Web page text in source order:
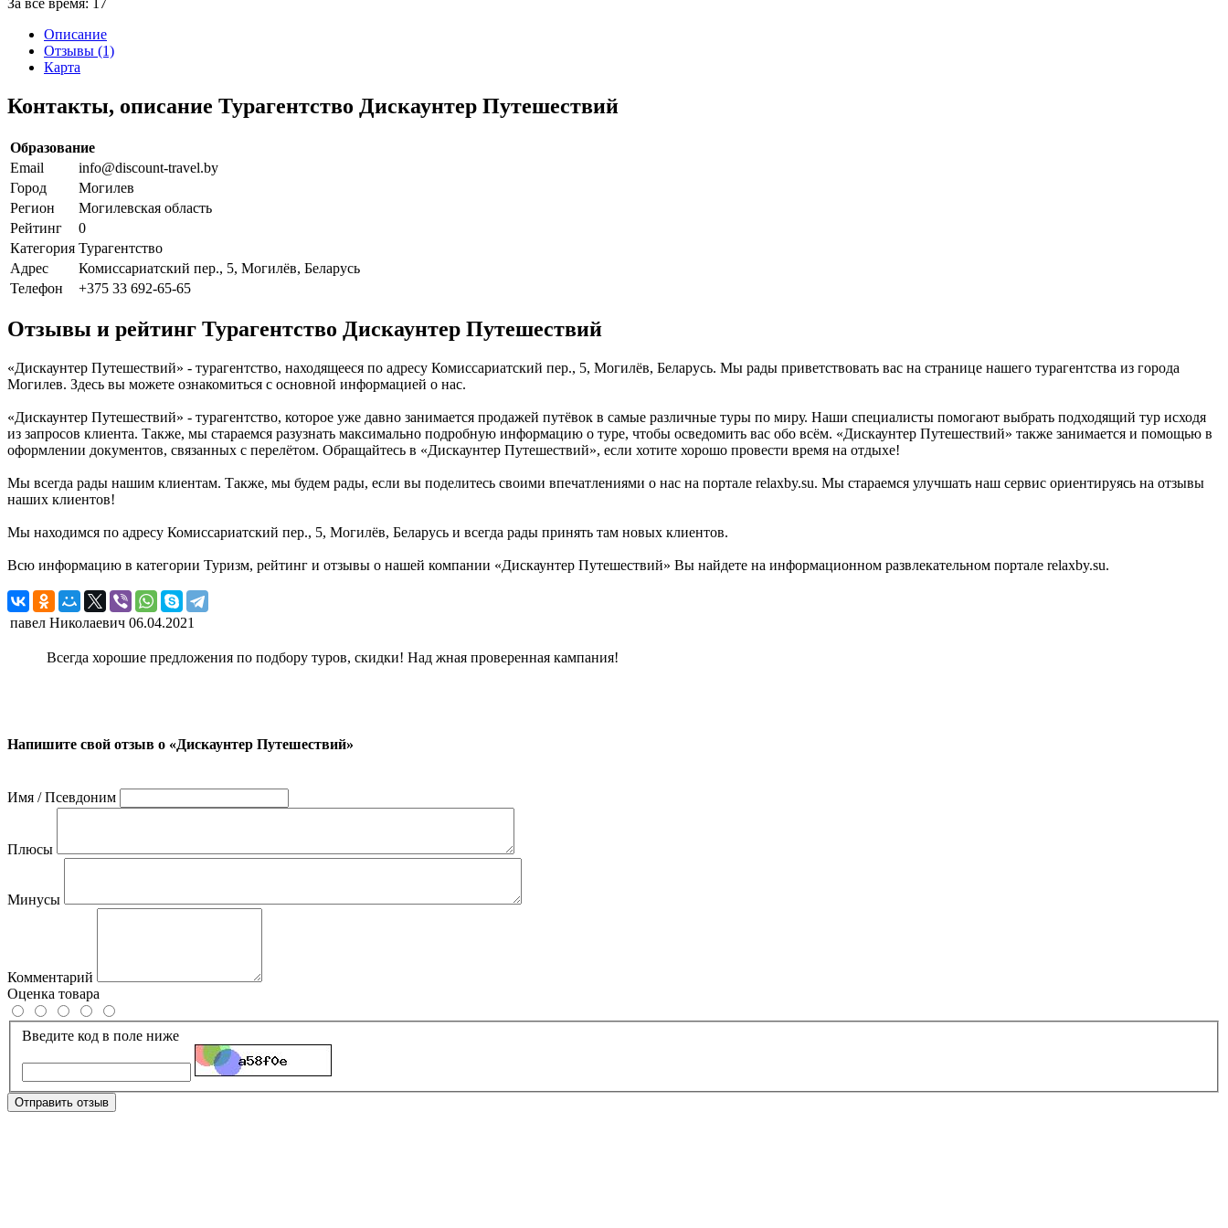
Описание
Отзывы (1)
Карта
Контакты, описание Турагентство Дискаунтер Путешествий
Образование
Email
info@discount-travel.by
Город
Могилев
Регион
Могилевская область
Рейтинг
0
Категория Турагентство
Адрес
Комиссариатский пер., 5, Могилёв, Беларусь
Телефон
+375 33 692-65-65
Отзывы и рейтинг Турагентство Дискаунтер Путешествий
«Дискаунтер Путешествий» - турагентство, находящееся по адресу Комиссариатский пер., 5, Могилёв, Беларусь. Мы рады приветствовать вас на странице нашего турагентства из города
Могилев. Здесь вы можете ознакомиться с основной информацией о нас.
«Дискаунтер Путешествий» - турагентство, которое уже давно занимается продажей путёвок в самые различные туры по миру. Наши специалисты помогают выбрать подходящий тур исходя
из запросов клиента. Также, мы стараемся разузнать максимально подробную информацию о туре, чтобы осведомить вас обо всём. «Дискаунтер Путешествий» также занимается и помощью в
оформлении документов, связанных с перелётом. Обращайтесь в «Дискаунтер Путешествий», если хотите хорошо провести время на отдыхе!
Мы всегда рады нашим клиентам. Также, мы будем рады, если вы поделитесь своими впечатлениями о нас на портале relaxby.su. Мы стараемся улучшать наш сервис ориентируясь на отзывы
наших клиентов!
Мы находимся по адресу Комиссариатский пер., 5, Могилёв, Беларусь и всегда рады принять там новых клиентов.
Всю информацию в категории Туризм, рейтинг и отзывы о нашей компании «Дискаунтер Путешествий» Вы найдете на информационном развлекательном портале relaxby.su.
павел Николаевич 06.04.2021
Всегда хорошие предложения по подбору туров, скидки! Над жная проверенная кампания!
Напишите свой отзыв о «Дискаунтер Путешествий»
Имя / Псевдоним
Плюсы
Минусы
Комментарий
Оценка товара
Введите код в поле ниже
Отправить отзыв